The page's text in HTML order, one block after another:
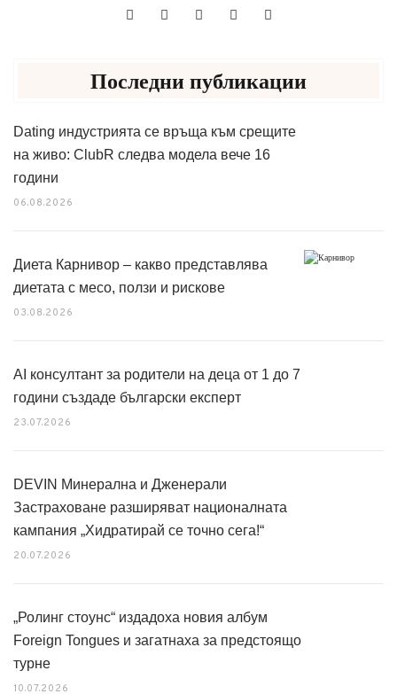
Последни публикации
Dating индустрията се връща към срещите
на живо: ClubR следва модела вече 16
години
06.08.2026
Диета Карнивор – какво представлява
диетата с месо, ползи и рискове
03.08.2026
AI консултант за родители на деца от 1 до 7
години създаде български експерт
23.07.2026
DEVIN Минерална и Дженерали
Застраховане разширяват националната
кампания „Хидратирай се точно сега!“
20.07.2026
„Ролинг стоунс“ издадоха новия албум
Foreign Tongues и загатнаха за предстоящо
турне
10.07.2026